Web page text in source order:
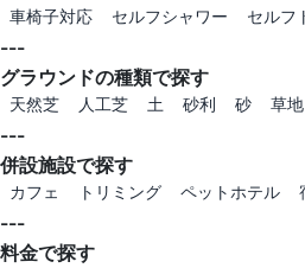
車椅子対応
セルフシャワー セルフ
---
グラウンドの種類で探す
天然芝 人工芝 土 砂利 砂 草地
---
併設施設で探す
カフェ トリミング ペットホテル
---
料金で探す